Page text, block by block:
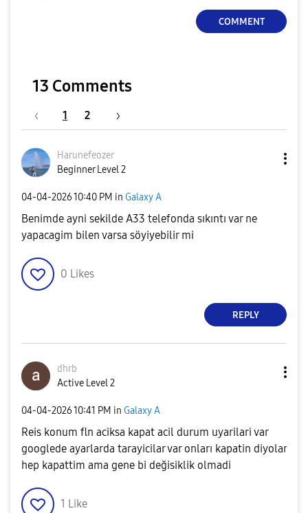
COMMENT
13 Comments
1 2
Harunefeozer
Beginner Level 2
‎04-04-202610:40 PM in Galaxy A
Benimde ayni sekilde A33 telefonda sıkıntı var ne
yapacagim bilen varsa söyiyebilir mi
0 Likes
REPLY
dhrb
Active Level 2
‎04-04-202610:41 PM in Galaxy A
Reis konum fln aciksa kapat acil durum uyarilari var
googlede ayarlarda tarayicilar var onları kapatin diyolar
hep kapattim ama gene bi değisiklik olmadi
1 Like